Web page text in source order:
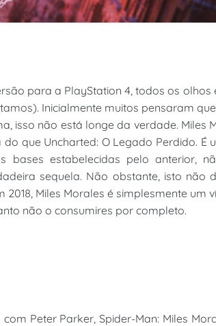
para a PlayStation 4, todos os olhos
Inicialmente muitos pensaram
isso não está longe da verdade. Miles
que Uncharted: O Legado Perdido. É
bases estabelecidas pelo anterior,
sequela. Não obstante, isto não
Miles Morales é simplesmente um
não o consumires por completo.
Peter Parker, Spider-Man: Miles